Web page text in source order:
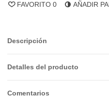
FAVORITO 0 AÑADIR
Descripción
Detalles del producto
Comentarios